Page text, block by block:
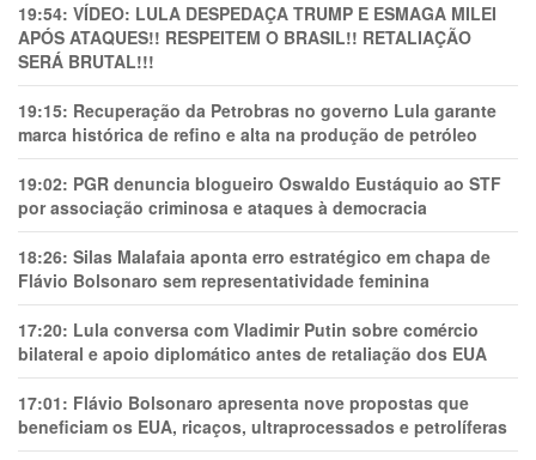
19:54: VÍDEO: LULA DESPEDAÇA TRUMP E ESMAGA MILEI
APÓS ATAQUES!! RESPEITEM O BRASIL!! RETALIAÇÃO
SERÁ BRUTAL!!!
19:15: Recuperação da Petrobras no governo Lula garante
marca histórica de refino e alta na produção de petróleo
19:02: PGR denuncia blogueiro Oswaldo Eustáquio ao STF
por associação criminosa e ataques à democracia
18:26: Silas Malafaia aponta erro estratégico em chapa de
Flávio Bolsonaro sem representatividade feminina
17:20: Lula conversa com Vladimir Putin sobre comércio
bilateral e apoio diplomático antes de retaliação dos EUA
17:01: Flávio Bolsonaro apresenta nove propostas que
beneficiam os EUA, ricaços, ultraprocessados e petrolíferas